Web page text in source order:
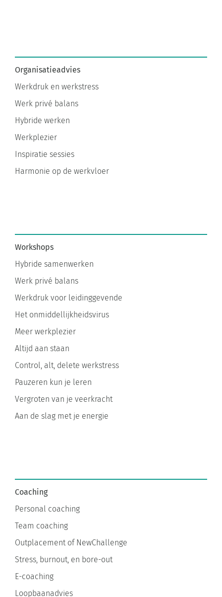
Organisatieadvies
Werkdruk en werkstress
Werk privé balans
Hybride werken
Werkplezier
Inspiratie sessies
Harmonie op de werkvloer
Workshops
Hybride samenwerken
Werk privé balans
Werkdruk voor leidinggevende
Het onmiddellijkheidsvirus
Meer werkplezier
Altijd aan staan
Control, alt, delete werkstress
Pauzeren kun je leren
Vergroten van je veerkracht
Aan de slag met je energie
Coaching
Personal coaching
Team coaching
Outplacement of NewChallenge
Stress, burnout, en bore-out
E-coaching
Loopbaanadvies